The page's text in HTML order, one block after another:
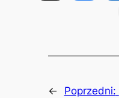
← Poprzedni: